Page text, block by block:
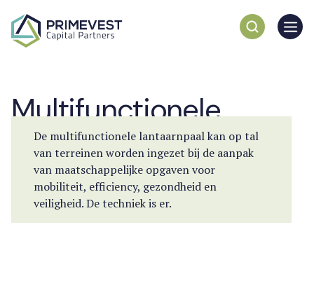
Multifunctionele
lantaarnpaal
De multifunctionele lantaarnpaal kan op tal
van terreinen worden ingezet bij de aanpak
van maatschappelijke opgaven voor
mobiliteit, efficiency, gezondheid en
veiligheid. De techniek is er.